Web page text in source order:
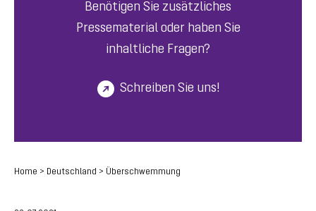
Benötigen Sie zusätzliches
Pressematerial oder haben Sie
inhaltliche Fragen?
Schreiben Sie uns!
Home > Deutschland > Überschwemmung